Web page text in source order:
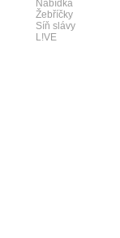
Nabídka
Žebříčky
Síň slávy
L!VE